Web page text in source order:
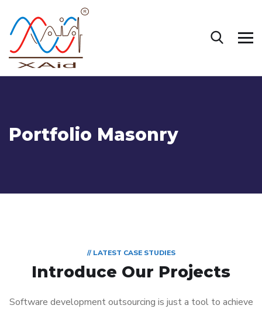
Portfolio Masonry
// LATEST CASE STUDIES
Introduce Our Projects
Software development outsourcing is just a tool to achieve